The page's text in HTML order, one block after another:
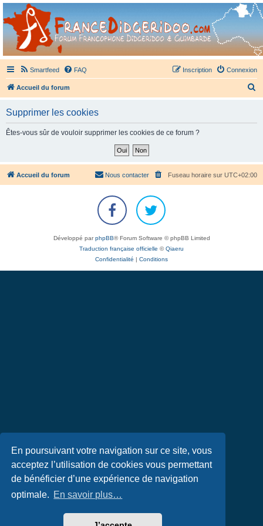
En poursuivant votre navigation sur ce site, vous
acceptez l’utilisation de cookies vous permettant
de bénéficier d’une expérience de navigation
optimale. En savoir plus…
France Didgeridoo
Didgeridoo et Guimbarde sur France Didgeridoo - retrouvez la communauté.
Smartfeed FAQ Connexion
Inscription
Accueil du forum
c
h
Supprimer les cookies
Êtes-vous sûr de vouloir supprimer les cookies de ce forum ?
Accueil du forum Fuseau horaire sur UTC+02:00
Nous contacter
Développé parphpBB® Forum Software © phpBB Limited
Traduction française officielle ©Qiaeru
Confidentialité
Conditions